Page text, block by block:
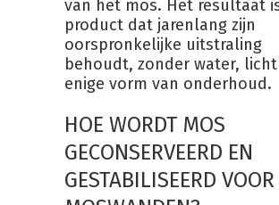
van het mos. Het resultaat
product dat jarenlang zijn
oorspronkelijke uitstraling
behoudt, zonder water,
enige vorm van onderhoud.
HOE WORDT MOS
GECONSERVEERD EN
GESTABILISEERD VOOR